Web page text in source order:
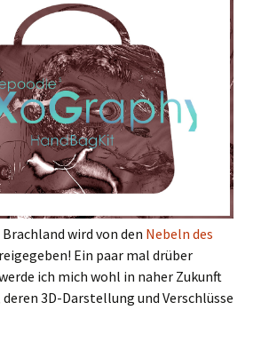
wird von den Nebeln des
Ein paar mal drüber
ich mich wohl in naher Zukunft
3D-Darstellung und Verschlüsse